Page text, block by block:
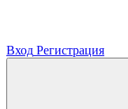
Вход Регистрация